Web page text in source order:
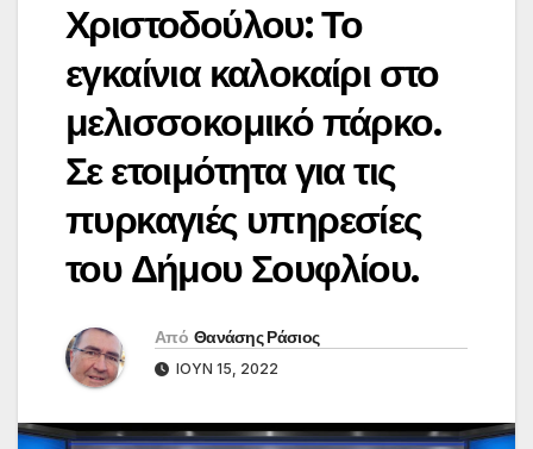
Χριστοδούλου: Το
εγκαίνια καλοκαίρι στο
μελισσοκομικό πάρκο.
Σε ετοιμότητα για τις
πυρκαγιές υπηρεσίες
του Δήμου Σουφλίου.
Από Θανάσης Ράσιος
ΙΟΎΝ 15, 2022